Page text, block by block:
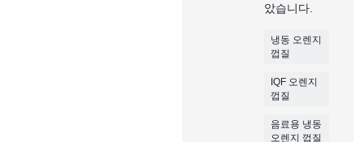
았습니다.
냉동 오렌지
껍질
IQF 오렌지
껍질
음료용 냉동
오렌지 껍질